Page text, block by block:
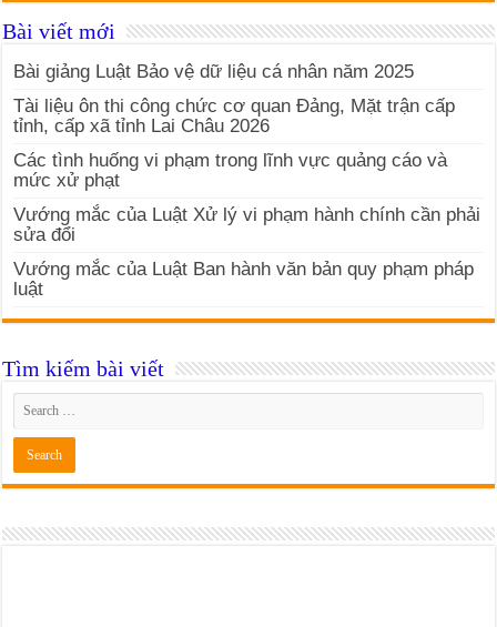
Bài viết mới
Bài giảng Luật Bảo vệ dữ liệu cá nhân năm 2025
Tài liệu ôn thi công chức cơ quan Đảng, Mặt trận cấp
tỉnh, cấp xã tỉnh Lai Châu 2026
Các tình huống vi phạm trong lĩnh vực quảng cáo và
mức xử phạt
Vướng mắc của Luật Xử lý vi phạm hành chính cần phải
sửa đổi
Vướng mắc của Luật Ban hành văn bản quy phạm pháp
luật
Tìm kiếm bài viết